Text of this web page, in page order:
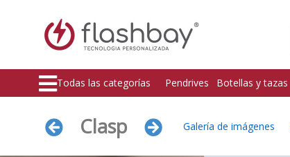
Todas las categorías Pendrives Botellas y tazas
Clasp Galería de imágenes